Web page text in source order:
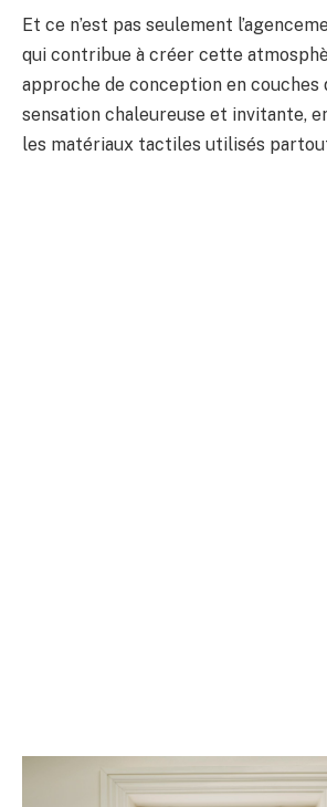
Et ce n’est pas seulement
qui contribue à créer cette
approche de conception en couches
sensation chaleureuse et invitante,
les matériaux tactiles utilisés